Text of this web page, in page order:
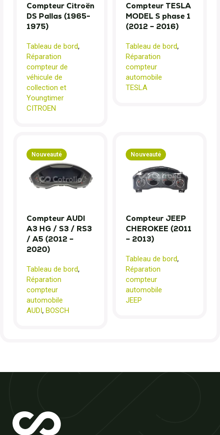
Compteur Citroën
DS Pallas (1965-
1975)
Tableau de bord,
Réparation
compteur de
véhicule de
collection et
Youngtimer
CITROEN
Compteur TESLA
MODEL S phase 1
(2012 – 2016)
Tableau de bord,
Réparation
compteur
automobile
TESLA
Nouveauté
Compteur AUDI
A3 HG / S3 / RS3
/ A5 (2012 –
2020)
Tableau de bord,
Réparation
compteur
automobile
AUDI, BOSCH
Nouveauté
Compteur JEEP
CHEROKEE (2011
– 2013)
Tableau de bord,
Réparation
compteur
automobile
JEEP